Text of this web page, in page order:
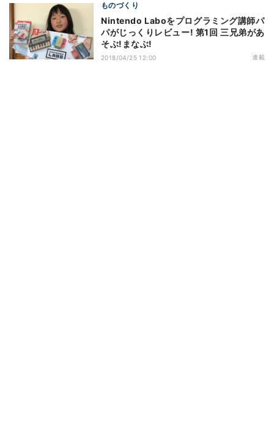
ものづくり
Nintendo Laboをプログラミング講師パ
パがじっくりレビュー! 第1回 三兄弟があ
そぶ!まなぶ!
2018/04/25 12:00 連載